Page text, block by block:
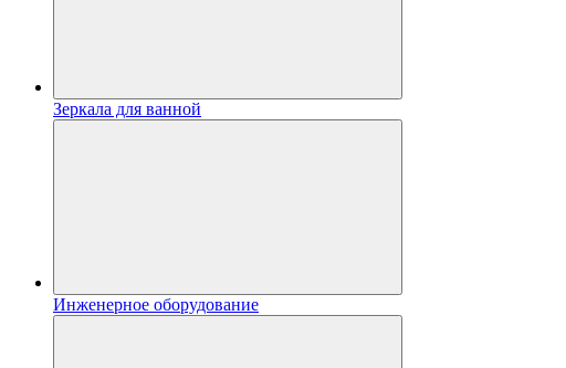
Зеркала для ванной
Инженерное оборудование